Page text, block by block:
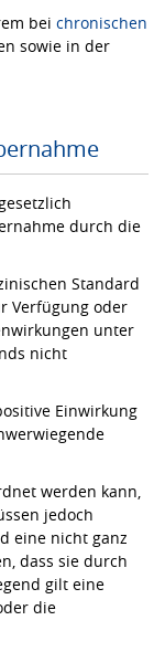
bei chronischen
sowie in der
durch die
Standard
Verfügung oder
unter
nicht
Einwirkung
werden kann,
jedoch
eine nicht ganz
dass sie durch
gilt eine
die